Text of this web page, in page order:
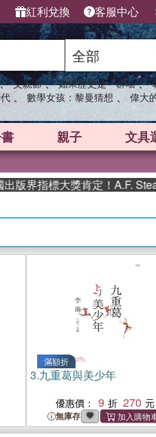
紅利兌換 客服中心
、 父親節 、 如果歷史是一群喵 、
、 數學女孩：黎曼猜想 、 偉大
親子 文具
標大獎肯定！A.F.
滿額折
3.九重葛與美少年
優惠價： 9 270
無庫存